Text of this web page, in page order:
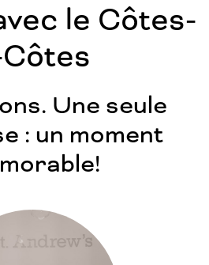
le Côtes-
Une seule
: un moment